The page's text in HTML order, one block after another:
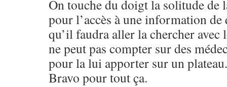
On touche du doigt la solitude de
pour l’accès à une information
qu’il faudra aller la chercher avec
ne peut pas compter sur des
pour la lui apporter sur un plateau.
Bravo pour tout ça.